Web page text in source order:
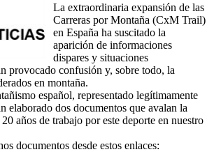
La extraordinaria expansión de las
Carreras por Montaña (CxM Trail)
en España ha suscitado la
aparición de informaciones
dispares y situaciones
provocado confusión y, sobre todo, la
en montaña.
español, representado legítimamente
elaborado dos documentos que avalan la
años de trabajo por este deporte en nuestro
documentos desde estos enlaces: